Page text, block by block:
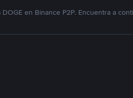
DOGE en Binance P2P. Encuentra a